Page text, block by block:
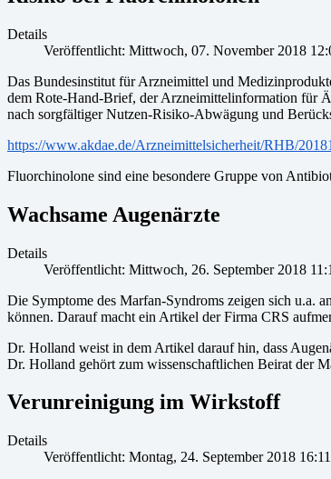
Details
Veröffentlicht: Mittwoch, 07. November 2018
Das Bundesinstitut für Arzneimittel und
dem Rote-Hand-Brief, der Arzneimittelinformation für
nach sorgfältiger Nutzen-Risiko-Abwägung und
https://www.akdae.de/Arzneimittelsicherheit/RHB/
Fluorchinolone sind eine besondere Gruppe von
Wachsame Augenärzte
Details
Veröffentlicht: Mittwoch, 26. September 2018
Die Symptome des Marfan-Syndroms zeigen sich u.a.
können. Darauf macht ein Artikel der Firma CRS
Dr. Holland weist in dem Artikel darauf hin, dass
Dr. Holland gehört zum wissenschaftlichen Beirat der
Verunreinigung im Wirkstoff
Details
Veröffentlicht: Montag, 24. September 2018 16:11